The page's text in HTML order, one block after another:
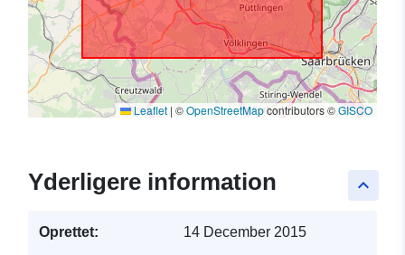
Leaflet | ©OpenStreetMapcontributors ©GISCO
keyboard_arrow_up
Yderligere information
Oprettet: 14 December 2015